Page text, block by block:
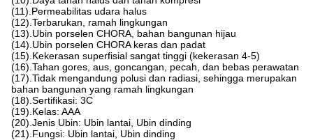
(11).Permeabilitas udara halus
(12).Terbarukan, ramah lingkungan
(13).Ubin porselen CHORA, bahan bangunan hijau
(14).Ubin porselen CHORA keras dan padat
(15).Kekerasan superfisial sangat tinggi (kekerasan 4-5)
(16).Tahan gores, aus, goncangan, pecah, dan bebas perawatan
(17).Tidak mengandung polusi dan radiasi, sehingga merupakan
bahan bangunan yang ramah lingkungan
(18).Sertifikasi: 3C
(19).Kelas: AAA
(20).Jenis Ubin: Ubin lantai, Ubin dinding
(21).Fungsi: Ubin lantai, Ubin dinding